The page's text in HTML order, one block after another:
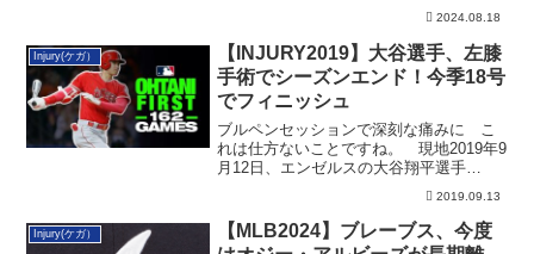
2024.08.18
Injury(ケガ）
【INJURY2019】大谷選手、左膝
手術でシーズンエンド！今季18号
でフィニッシュ
ブルペンセッションで深刻な痛みに こ
れは仕方ないことですね。 現地2019年9
月12日、エンゼルスの大谷翔平選手
2019.09.13
Injury(ケガ）
【MLB2024】ブレーブス、今度